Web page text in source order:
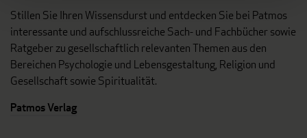
Stillen Sie Ihren Wissensdurst und entdecken Sie bei Patmos
interessante und aufschlussreiche Sach- und Fachbücher sowie
Ratgeber zu gesellschaftlich relevanten Themen aus den
Bereichen Psychologie und Lebensgestaltung, Religion und
Gesellschaft sowie Spiritualität.
Patmos Verlag